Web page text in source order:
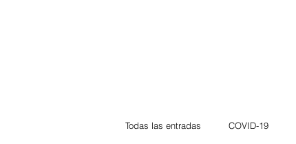
Todas las entradas COVID-19